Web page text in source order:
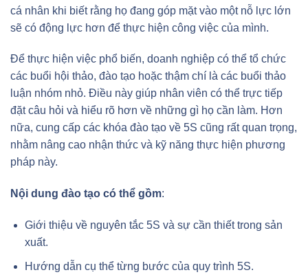
cá nhân khi biết rằng họ đang góp mặt vào một nỗ lực lớn
sẽ có động lực hơn để thực hiện công việc của mình.
Để thực hiện việc phổ biến, doanh nghiệp có thể tổ chức
các buổi hội thảo, đào tạo hoặc thậm chí là các buổi thảo
luận nhóm nhỏ. Điều này giúp nhân viên có thể trực tiếp
đặt câu hỏi và hiểu rõ hơn về những gì họ cần làm. Hơn
nữa, cung cấp các khóa đào tạo về 5S cũng rất quan trọng,
nhằm nâng cao nhận thức và kỹ năng thực hiện phương
pháp này.
Nội dung đào tạo có thể gồm:
Giới thiệu về nguyên tắc 5S và sự cần thiết trong sản
xuất.
Hướng dẫn cụ thể từng bước của quy trình 5S.